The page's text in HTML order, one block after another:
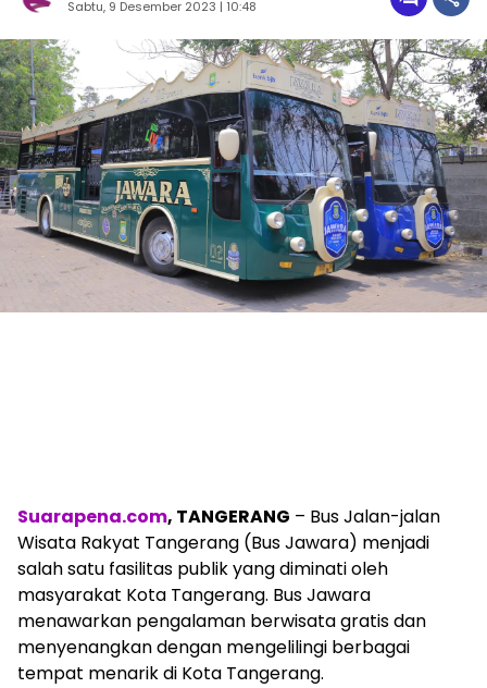
Sabtu, 9 Desember 2023 | 10:48
Suarapena.com, TANGERANG – Bus Jalan-jalan
Wisata Rakyat Tangerang (Bus Jawara) menjadi
salah satu fasilitas publik yang diminati oleh
masyarakat Kota Tangerang. Bus Jawara
menawarkan pengalaman berwisata gratis dan
menyenangkan dengan mengelilingi berbagai
tempat menarik di Kota Tangerang.